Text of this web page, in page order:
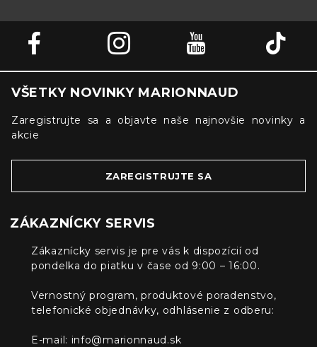
VŠETKY NOVINKY MARIONNAUD
Zaregistrujte sa a objavte naše najnovšie novinky a
akcie
ZAREGISTRUJTE SA
ZÁKAZNÍCKY SERVIS
Zákaznícky servis je pre vás k dispozícií od
pondelka do piatku v čase od 9:00 – 16:00.
Vernostný program, produktové poradenstvo,
telefonické objednávky, odhlásenie z odberu:
E-mail: info@marionnaud.sk